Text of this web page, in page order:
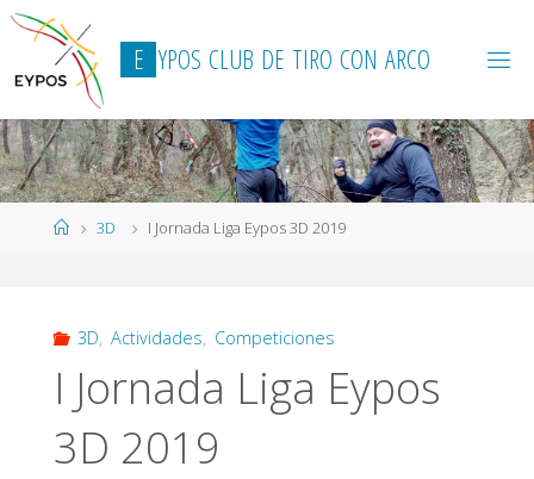
Saltar
contenido
E YPOS CLUB DE TIRO CON ARCO
Página
3D I Jornada Liga Eypos 3D 2019
3D, Actividades, Competiciones
I Jornada Liga Eypos
3D 2019